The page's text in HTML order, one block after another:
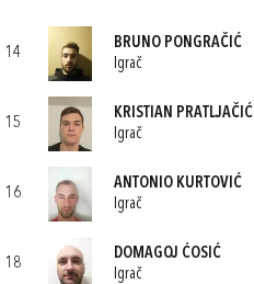
14
BRUNO PONGRAČIĆ
Igrač
15
KRISTIAN PRATLJAČIĆ
Igrač
16
ANTONIO KURTOVIĆ
Igrač
18
DOMAGOJ ĆOSIĆ
Igrač